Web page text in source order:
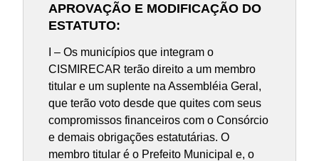
APROVAÇÃO E MODIFICAÇÃO DO
ESTATUTO:
I – Os municípios que integram o
CISMIRECAR terão direito a um membro
titular e um suplente na Assembléia Geral,
que terão voto desde que quites com seus
compromissos financeiros com o Consórcio
e demais obrigações estatutárias. O
membro titular é o Prefeito Municipal e, o